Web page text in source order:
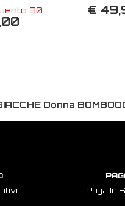
30
€
Donna
Paga In